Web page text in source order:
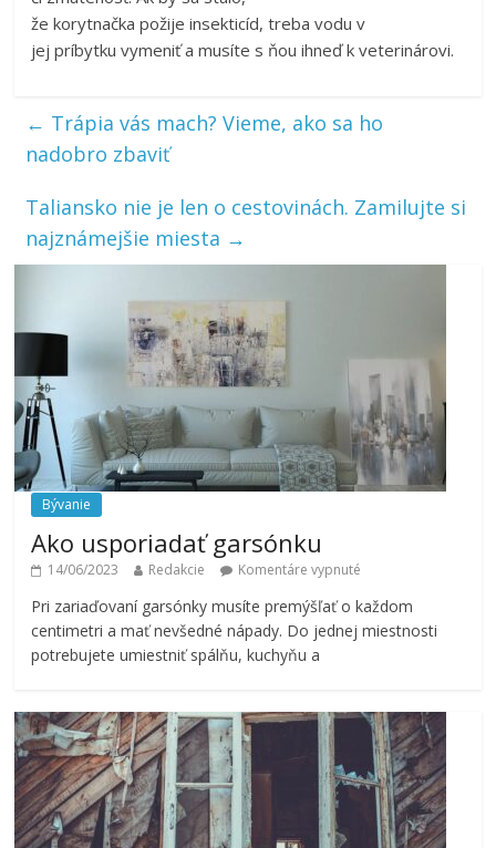
že korytnačka požije insekticíd, treba vodu v
jej príbytku vymeniť a musíte s ňou ihneď k veterinárovi.
← Trápia vás mach? Vieme, ako sa ho
nadobro zbaviť
Taliansko nie je len o cestovinách. Zamilujte si
najznámejšie miesta →
Bývanie
Ako usporiadať garsónku
14/06/2023 Redakcie Komentáre vypnuté
Pri zariaďovaní garsónky musíte premýšľať o každom
centimetri a mať nevšedné nápady. Do jednej miestnosti
potrebujete umiestniť spálňu, kuchyňu a